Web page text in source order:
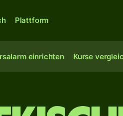
Plattform
einrichten Kurse